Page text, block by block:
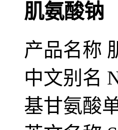
肌氨酸钠
产品名称
中文别名
基甘氨酸